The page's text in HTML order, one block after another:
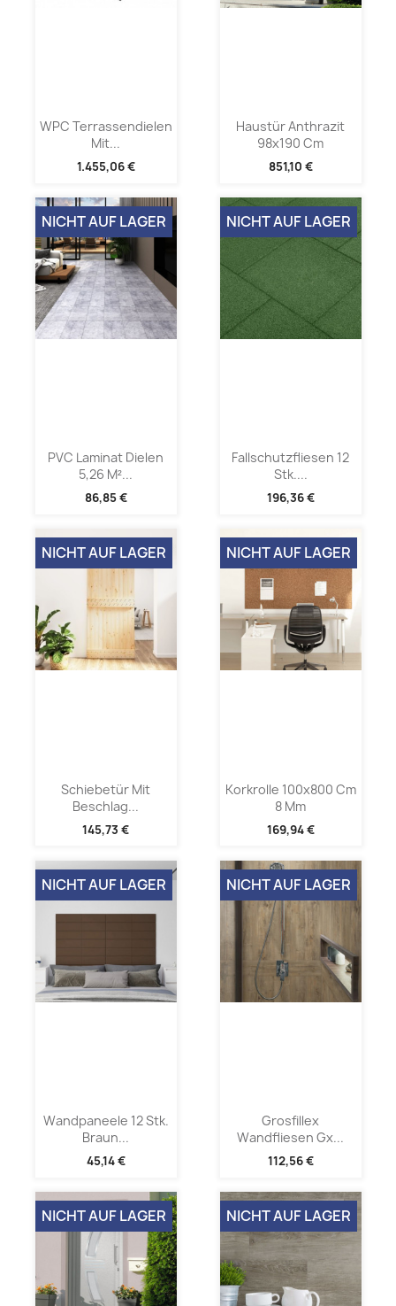
WPC Terrassendielen
Mit...
1.455,06 €
Haustür Anthrazit
98x190 Cm
851,10 €
PVC Laminat Dielen
5,26 M²...
86,85 €
NICHT AUF LAGER
Fallschutzfliesen 12
Stk....
196,36 €
NICHT AUF LAGER
Schiebetür Mit
Beschlag...
145,73 €
NICHT AUF LAGER
Korkrolle 100x800 Cm
8 Mm
169,94 €
NICHT AUF LAGER
Wandpaneele 12 Stk.
Braun...
45,14 €
NICHT AUF LAGER
Grosfillex
Wandfliesen Gx...
112,56 €
NICHT AUF LAGER
NICHT AUF LAGER NICHT AUF LAGER